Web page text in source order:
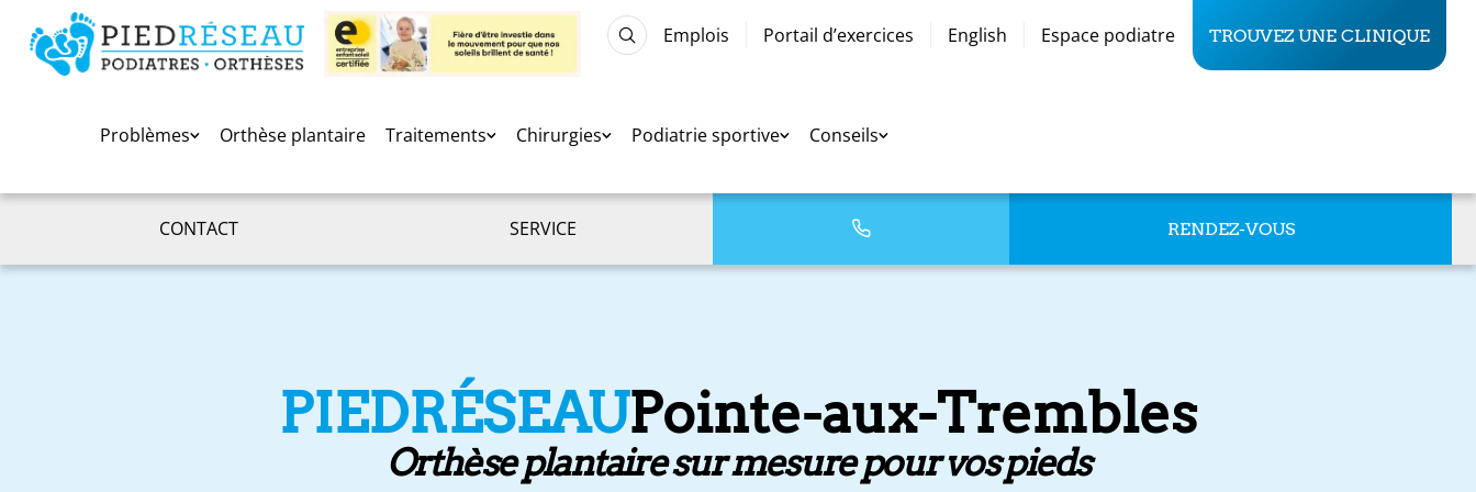
Problèmes Orthèse plantaire Traitements Chirurgies Podiatrie sportive Conseils
Emplois Portail d’exercices English Espace podiatre TROUVEZ UNE CLINIQUE
CONTACT SERVICE RENDEZ-VOUS
PIEDRÉSEAUPointe-aux-Trembles
Orthèse plantaire sur mesure pour vos pieds